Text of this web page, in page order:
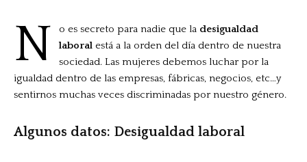
N o es secreto para nadie que la desigualdad
laboral está a la orden del día dentro de nuestra
sociedad. Las mujeres debemos luchar por la
igualdad dentro de las empresas, fábricas, negocios, etc…y
sentirnos muchas veces discriminadas por nuestro género.
Algunos datos: Desigualdad laboral